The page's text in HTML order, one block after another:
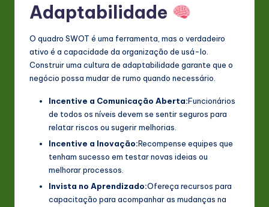
Adaptabilidade
O quadro SWOT é uma ferramenta, mas o verdadeiro
ativo é a capacidade da organização de usá-lo.
Construir uma cultura de adaptabilidade garante que o
negócio possa mudar de rumo quando necessário.
Incentive a Comunicação Aberta:Funcionários
de todos os níveis devem se sentir seguros para
relatar riscos ou sugerir melhorias.
Incentive a Inovação:Recompense equipes que
tenham sucesso em testar novas ideias ou
melhorar processos.
Invista no Aprendizado:Ofereça recursos para
capacitação para acompanhar as mudanças na